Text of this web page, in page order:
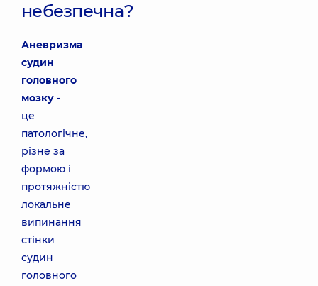
небезпечна?
Аневризма
судин
головного
мозку -
це
патологічне,
різне за
формою і
протяжністю
локальне
випинання
стінки
судин
головного